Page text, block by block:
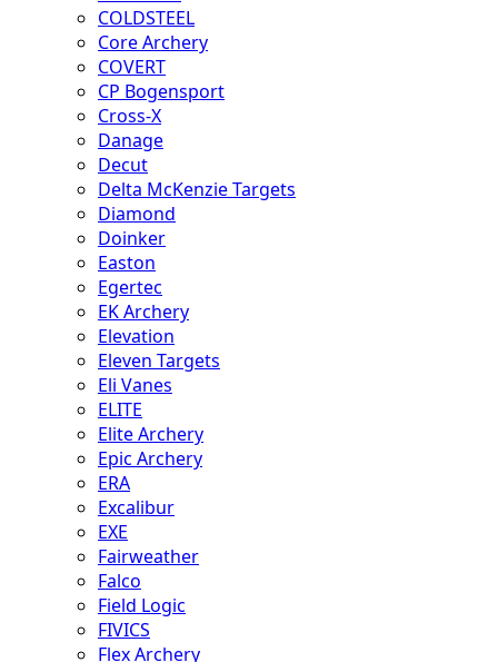
COLDSTEEL
Core Archery
COVERT
CP Bogensport
Cross-X
Danage
Decut
Delta McKenzie Targets
Diamond
Doinker
Easton
Egertec
EK Archery
Elevation
Eleven Targets
Eli Vanes
ELITE
Elite Archery
Epic Archery
ERA
Excalibur
EXE
Fairweather
Falco
Field Logic
FIVICS
Flex Archery